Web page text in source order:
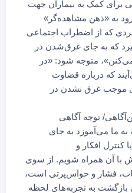
برای کمک به بیماران جهت
به «ذهن مشاهده‌گر»
که از اضطراب اجتماعی
که به جای غرق‌شدن در
متوجه شود: «در
که درباره قضاوت
موجب غرق نشدن در
توجه آگاهی
ما می‌آموزد به جای
کنترل افکار و
با آن همراه شویم. از سوی
فشار و حواس‌پرتی است،
به تجربه‌های لحظه